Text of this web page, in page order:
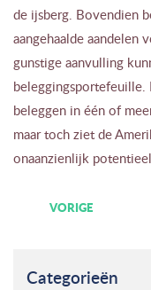
de ijsberg. Bovendien
aangehaalde aandelen
gunstige aanvulling
beleggen in één of
maar toch ziet de
onaanzienlijk
VORIGE
Categorieën